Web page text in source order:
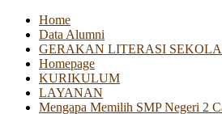
Home
Data Alumni
GERAKAN LITERASI
Homepage
KURIKULUM
LAYANAN
Mengapa Memilih SMP Negeri 2